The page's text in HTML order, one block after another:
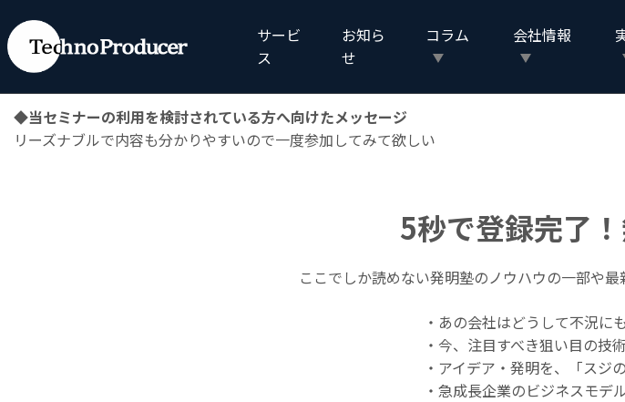
サービ
ス
お知ら
せ
コラム 会社情報
◆当セミナーの参考になった内容、印象に残った内容
NAND以外のNIL利用分野
◆当セミナーの利用を検討されている方へ向けたメッセージ
リーズナブルで内容も分かりやすいので一度参加してみて欲しい
5秒で登録完了
ここでしか読めない発明塾のノウハウの一部や
・あの会社はどうして不況に
・今、注目すべき狙い目の技
・アイデア・発明を、「スジ
・急成長企業のビジネスモデ